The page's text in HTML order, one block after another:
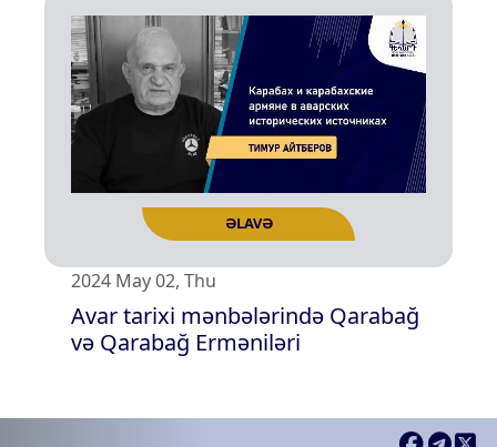
ƏLAVƏ
2024 May 02, Thu
Avar tarixi mənbələrində Qarabağ
və Qarabağ Erməniləri